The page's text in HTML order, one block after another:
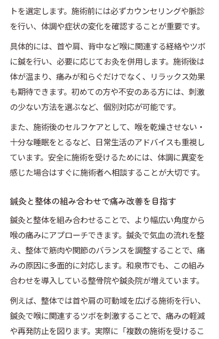
トを選定します。施術前には必ずカウンセリングや脈診
を行い、体調や症状の変化を確認することが重要です。
具体的には、首や肩、背中など喉に関連する経絡やツボ
に鍼を行い、必要に応じてお灸を併用します。施術後は
体が温まり、痛みが和らぐだけでなく、リラックス効果
も期待できます。初めての方や不安のある方には、刺激
の少ない方法を選ぶなど、個別対応が可能です。
また、施術後のセルフケアとして、喉を乾燥させない・
十分な睡眠をとるなど、日常生活のアドバイスも重視し
ています。安全に施術を受けるためには、体調に異変を
感じた場合はすぐに施術者へ相談することが大切です。
鍼灸と整体の組み合わせで痛み改善を目指す
鍼灸と整体を組み合わせることで、より幅広い角度から
喉の痛みにアプローチできます。鍼灸で気血の流れを整
え、整体で筋肉や関節のバランスを調整することで、痛
みの原因に多面的に対応します。和泉市でも、この組み
合わせを導入している整骨院や鍼灸院が増えています。
例えば、整体では首や肩の可動域を広げる施術を行い、
鍼灸で喉に関連するツボを刺激することで、痛みの軽減
や再発防止を図ります。実際に「複数の施術を受けるこ